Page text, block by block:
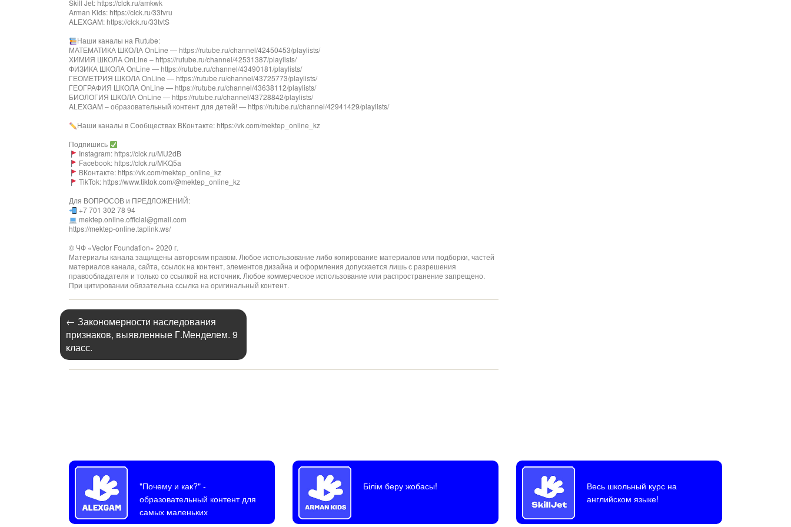
Skill Jet: https://clck.ru/amkwk
Arman Kids: https://clck.ru/33tvru
ALEXGAM: https://clck.ru/33tvtS
Наши каналы на Rutube:
МАТЕМАТИКА ШКОЛА OnLine — https://rutube.ru/channel/42450453/playlists/
ХИМИЯ ШКОЛА OnLine – https://rutube.ru/channel/42531387/playlists/
ФИЗИКА ШКОЛА OnLine — https://rutube.ru/channel/43490181/playlists/
ГЕОМЕТРИЯ ШКОЛА OnLine — https://rutube.ru/channel/43725773/playlists/
ГЕОГРАФИЯ ШКОЛА OnLine — https://rutube.ru/channel/43638112/playlists/
БИОЛОГИЯ ШКОЛА OnLine — https://rutube.ru/channel/43728842/playlists/
ALEXGAM – образовательный контент для детей! — https://rutube.ru/channel/42941429/playlists/
Наши каналы в Сообществах ВКонтакте: https://vk.com/mektep_online_kz
Подпишись
Instagram: https://clck.ru/MU2dB
Facebook: https://clck.ru/MKQ5a
ВКонтакте: https://vk.com/mektep_online_kz
TikTok: https://www.tiktok.com/@mektep_online_kz
Для ВОПРОСОВ и ПРЕДЛОЖЕНИЙ:
+7 701 302 78 94
mektep.online.official@gmail.com
https://mektep-online.taplink.ws/
© ЧФ «Vector Foundation» 2020 г.
Материалы канала защищены авторским правом. Любое использование либо копирование материалов или подборки, частей
материалов канала, сайта, ссылок на контент, элементов дизайна и оформления допускается лишь с разрешения
правообладателя и только со ссылкой на источник. Любое коммерческое использование или распространение запрещено.
При цитировании обязательна ссылка на оригинальный контент.
← Закономерности наследования
признаков, выявленные Г.Менделем. 9
класс.
"Почему и как?"-
образовательный контент для
самых маленьких
Білім беру жобасы!
Весь школьный курс на
английском языке!